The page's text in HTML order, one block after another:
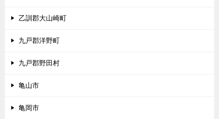
乙訓郡大山崎町
九戸郡洋野町
九戸郡野田村
亀山市
亀岡市